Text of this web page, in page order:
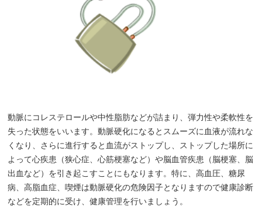
動脈にコレステロールや中性脂肪などが詰まり、弾力性や柔軟性を
失った状態をいいます。動脈硬化になるとスムーズに血液が流れな
くなり、さらに進行すると血流がストップし、ストップした場所に
よって心疾患（狭心症、心筋梗塞など）や脳血管疾患（脳梗塞、脳
出血など）を引き起こすことにもなります。特に、高血圧、糖尿
病、高脂血症、喫煙は動脈硬化の危険因子となりますので健康診断
などを定期的に受け、健康管理を行いましょう。